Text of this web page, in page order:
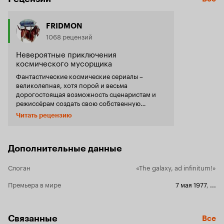
FRIDMON
1068 рецензий
Невероятные приключения
космического мусорщика
Фантастические космические сериалы –
великолепная, хотя порой и весьма
дорогостоящая возможность сценаристам и
режиссёрам создать свою собственную
уникальную вселенную. При этом не стоит
забывать, что такое кино представляет собой,
приветствуется. Вторая половина 1970-х годов
Появляется много серьезных произведений, а
пародии. Соавтор комедийного шоу “Напряги
одиссеей 2001 года”. Из этого вырос забавный
Читать рецензию
Дополнительные данные
Слоган
«The galaxy, ad infinitum!»
Премьера в мире
7 мая 1977, ...
Связанные Все